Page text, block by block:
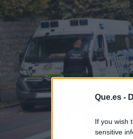
Que.es -
If you wish
sensitive